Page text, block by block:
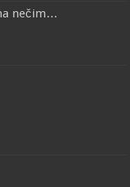
nečim…